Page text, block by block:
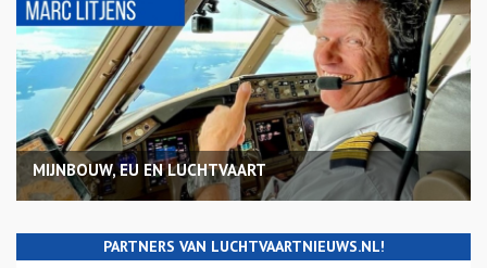
MIJNBOUW, EU EN LUCHTVAART
PARTNERS VAN LUCHTVAARTNIEUWS.NL!